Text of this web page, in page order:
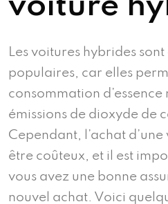
voiture
Les voitures hybrides
populaires, car elles
consommation
émissions de dioxyde de
Cependant, l’achat
être coûteux, et il est
vous avez une bonne
nouvel achat. Voici